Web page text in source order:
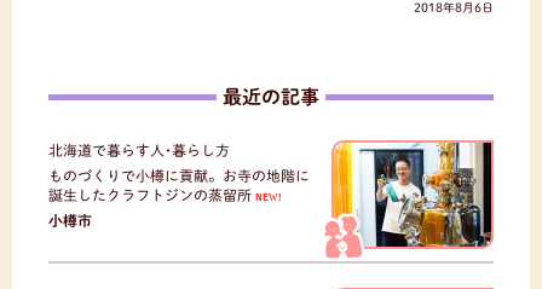
2018年8月6日
最近の記事
北海道で暮らす人･暮らし方
ものづくりで小樽に貢献。お寺の地階に
誕生したクラフトジンの蒸留所 NEW!
小樽市